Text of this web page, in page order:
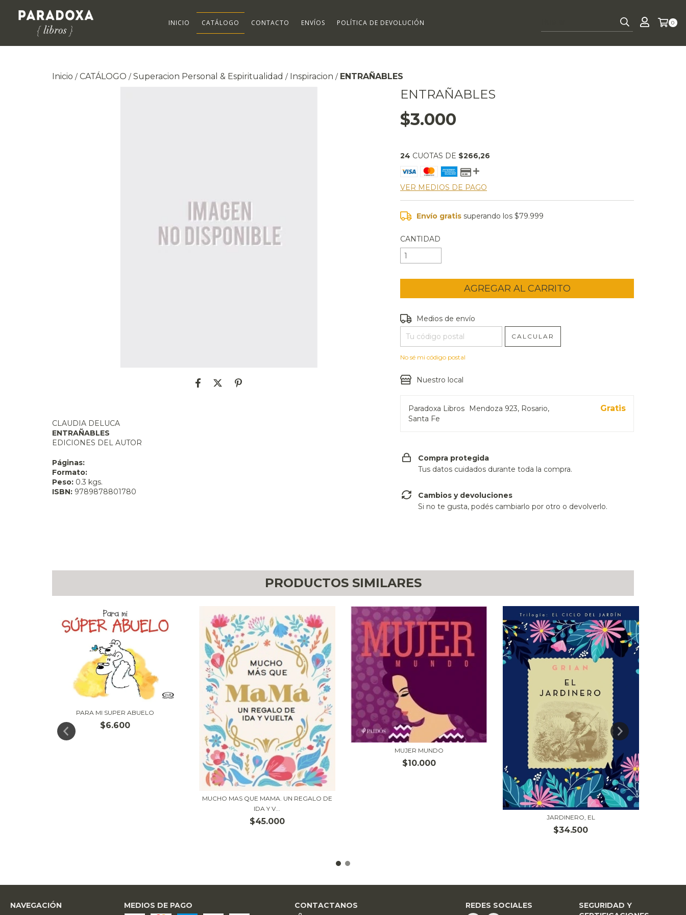
INICIO CATÁLOGO CONTACTO ENVÍOS POLÍTICA DE DEVOLUCIÓN 0
Inicio / CATÁLOGO / Superacion Personal & Espiritualidad / Inspiracion / ENTRAÑABLES
CLAUDIA DELUCA
ENTRAÑABLES
EDICIONES DEL AUTOR
Páginas:
Formato:
Peso: 0.3 kgs.
ISBN: 9789878801780
ENTRAÑABLES
$3.000
24 CUOTAS DE $266,26
VER MEDIOS DE PAGO
Envío gratis superando los$79.999
CANTIDAD
Entregas para el CP:
Medios de envío
CALCULAR
No sé mi código postal
Nuestro local
Paradoxa Libros
Mendoza 923, Rosario,
Santa Fe
Gratis
Compra protegida
Tus datos cuidados durante toda la compra.
Cambios y devoluciones
Si no te gusta, podés cambiarlo por otro o devolverlo.
PRODUCTOS SIMILARES
PARA MI SUPER ABUELO
$6.600
MUCHO MAS QUE MAMA. UN REGALO DE
IDA Y V...
$45.000
MUJER MUNDO
$10.000
JARDINERO, EL
$34.500
NAVEGACIÓN MEDIOS DE PAGO CONTACTANOS REDES SOCIALES
SEGURIDAD Y